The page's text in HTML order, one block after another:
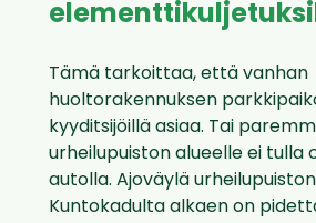
Tämä tarkoittaa, että vanhan
huoltorakennuksen
kyyditsijöillä asiaa. Tai
urheilupuiston alueelle ei tulla
autolla. Ajoväylä
Kuntokadulta alkaen on